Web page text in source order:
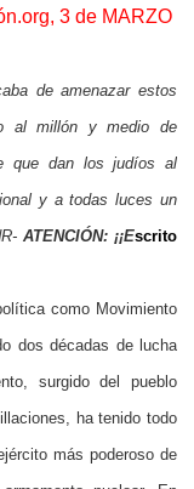
3 de MARZO
de amenazar estos
al millón y medio de
que dan los judíos al
y a todas luces un
ATENCIÓN: ¡¡Escrito
como Movimiento
dos décadas de lucha
surgido del pueblo
ha tenido todo
más poderoso de